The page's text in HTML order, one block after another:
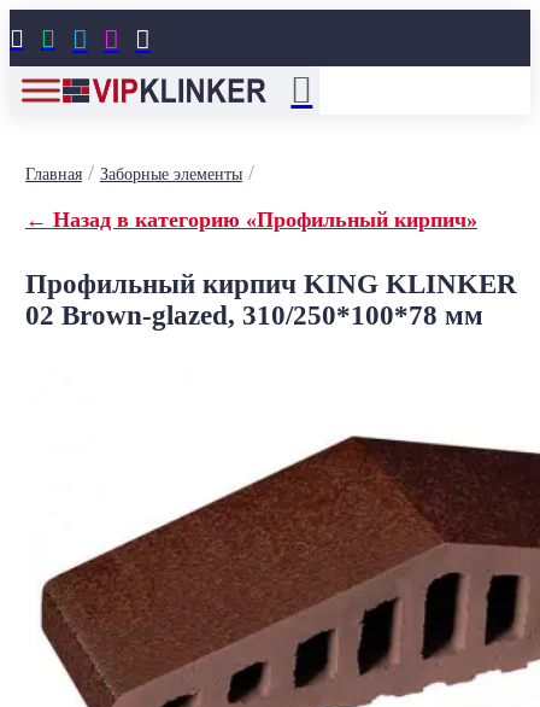
    
Главная/ Заборные элементы/
← Назад в категорию «Профильный кирпич»
Профильный кирпич KING KLINKER
02 Brown-glazed, 310/250*100*78 мм